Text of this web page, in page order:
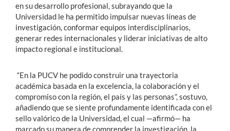
en su desarrollo profesional, subrayando que la
Universidad le ha permitido impulsar nuevas líneas de
investigación, conformar equipos interdisciplinarios,
generar redes internacionales y liderar iniciativas de alto
impacto regional e institucional.
“En la PUCV he podido construir una trayectoria
académica basada en la excelencia, la colaboración y el
compromiso con la región, el país y las personas”, sostuvo,
añadiendo que se siente profundamente identificada con el
sello valórico de la Universidad, el cual —afirmó— ha
marcado su manera de comprender la investigación, la